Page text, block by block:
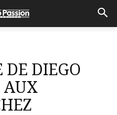
DE DIEGO
AUX